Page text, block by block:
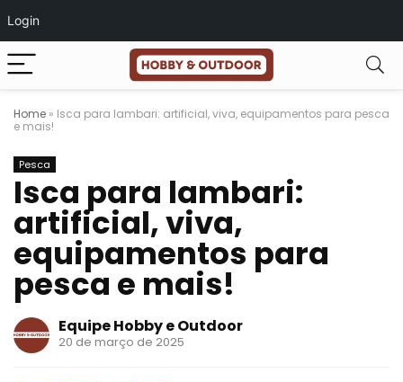
Login
Home » Isca para lambari: artificial, viva, equipamentos para pesca
e mais!
Pesca
Isca para lambari:
artificial, viva,
equipamentos para
pesca e mais!
Equipe Hobby e Outdoor
20 de março de 2025